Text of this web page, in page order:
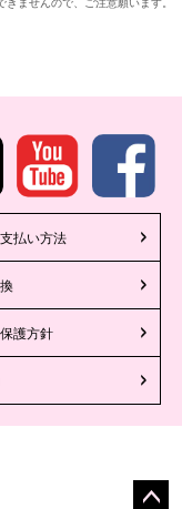
払い方法
護方針